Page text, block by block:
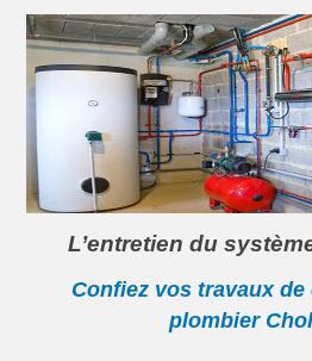
L’entretien du
Confiez vos travaux
plombier